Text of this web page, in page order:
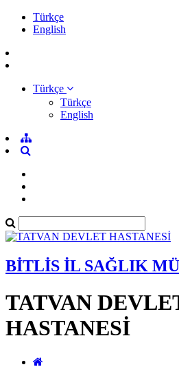
Türkçe
English
Türkçe
Türkçe
English
BİTLİS İL SAĞLIK
TATVAN
HASTANESİ